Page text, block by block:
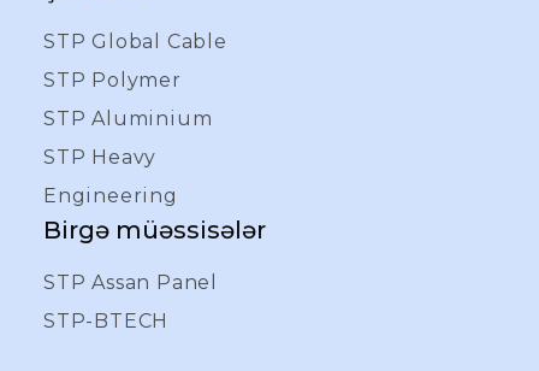
STP Global Cable
STP Polymer
STP Aluminium
STP Heavy
Engineering
Birgə müəssisələr
STP Assan Panel
STP-BTECH